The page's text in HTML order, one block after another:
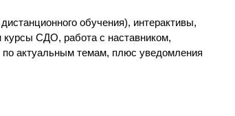
обучения), интерактивы,
курсы СДО, работа с наставником,
актуальным темам, плюс уведомления